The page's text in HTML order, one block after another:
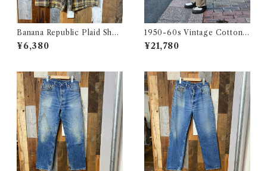
Banana Republic Plaid Shor
ts / バナナリパブリック マド
ラス チェック ショートパンツ
¥6,380
1950-60s Vintage Cotton
Khaki Work Chino Trouser
s W31 L28 / ヴィンテージ ボ
¥21,780